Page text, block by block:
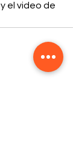
y el video de